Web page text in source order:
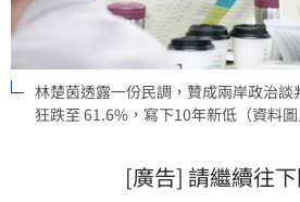
林楚茵透露一份民調，贊成兩岸政治
狂跌至 61.6%，寫下10年新低（資料圖
[廣告] 請繼續往